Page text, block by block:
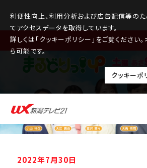
利便性向上、利用分析および広告配信等の
てアクセスデータを取得しています。
詳しくは「クッキーポリシー」をご覧ください
ら可能です。
クッキーポ
2022年7月30日